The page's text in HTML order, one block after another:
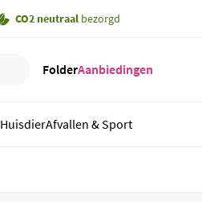
CO2 neutraal bezorgd
FolderAanbiedingen
HuisdierAfvallen & Sport